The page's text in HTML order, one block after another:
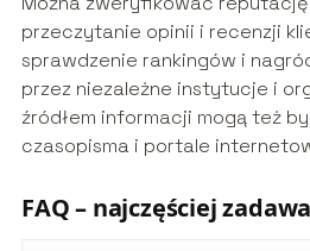
przeczytanie opinii i recenzji
sprawdzenie rankingów i
przez niezależne instytucje i
źródłem informacji mogą też
czasopisma i portale
FAQ – najczęściej